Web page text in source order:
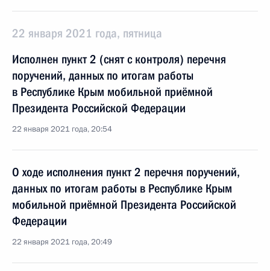
22 января 2021 года, пятница
Исполнен пункт 2 (снят с контроля) перечня
поручений, данных по итогам работы
в Республике Крым мобильной приёмной
Президента Российской Федерации
22 января 2021 года, 20:54
О ходе исполнения пункт 2 перечня поручений,
данных по итогам работы в Республике Крым
мобильной приёмной Президента Российской
Федерации
22 января 2021 года, 20:49